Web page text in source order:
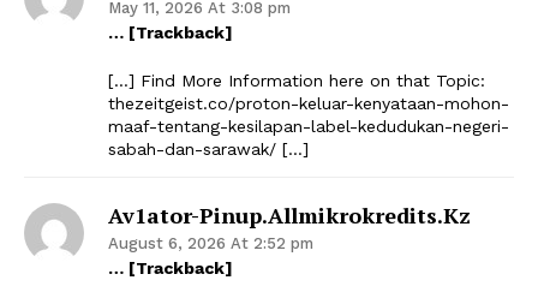
May 11, 2026 At 3:08 pm
… [Trackback]
[…] Find More Information here on that Topic:
thezeitgeist.co/proton-keluar-kenyataan-mohon-
maaf-tentang-kesilapan-label-kedudukan-negeri-
sabah-dan-sarawak/ […]
Av1ator-Pinup.allmikrokredits.kz
August 6, 2026 At 2:52 pm
… [Trackback]